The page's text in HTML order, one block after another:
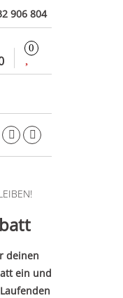
906 804
0
deinen
ein und